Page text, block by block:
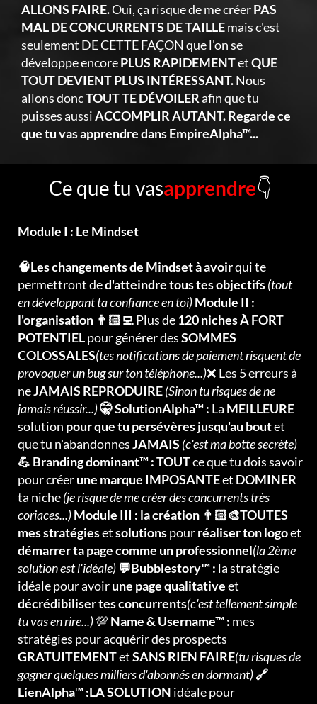
ALLONS FAIRE.Oui, ça risque de me créerPAS
MAL DE CONCURRENTS DE TAILLEmais c'est
seulement DE CETTE FAÇON que l'on se
développe encorePLUS RAPIDEMENTetQUE
TOUT DEVIENT PLUS INTÉRESSANT.Nous
allons doncTOUT TE DÉVOILERafin que tu
puisses aussiACCOMPLIR AUTANT. Regarde ce
que tu vas apprendre dans EmpireAlpha™...
Ce que tu vasapprendre👇
Module I : Le Mindset
🧠Les changements de Mindset à avoirqui te
permettront ded'atteindre tous tes objectifs(tout
en développant ta confiance en toi)Module II :
l'organisation 👨🏻‍💻Plus de120 niches À FORT
POTENTIELpour générer desSOMMES
COLOSSALES(tes notifications de paiement risquent de
provoquer un bug sur ton téléphone...)❌ Les 5 erreurs à
neJAMAIS REPRODUIRE(Sinon tu risques de ne
jamais réussir...)🤫 SolutionAlpha™ : La MEILLEURE
solution pour que tu persévères jusqu'au boutet
que tu n'abandonnesJAMAIS (c'est ma botte secrète)
💪 Branding dominant™ : TOUTce que tu dois savoir
pour créerune marque IMPOSANTEet DOMINER
ta niche(je risque de me créer des concurrents très
coriaces...)Module III : la création 👨🏻‍🎨TOUTES
mes stratégiesetsolutionspourréaliser ton logoet
démarrer ta page comme un professionnel(la 2ème
solution est l'idéale) 💬Bubblestory™ : la stratégie
idéale pour avoirune page qualitativeet
décrédibiliser tes concurrents(c'est tellement simple
tu vas en rire...)💯 Name & Username™ : mes
stratégies pour acquérir des prospects
GRATUITEMENTetSANS RIEN FAIRE(tu risques de
gagner quelques milliers d'abonnés en dormant)🔗
LienAlpha™ :LA SOLUTION idéale pour